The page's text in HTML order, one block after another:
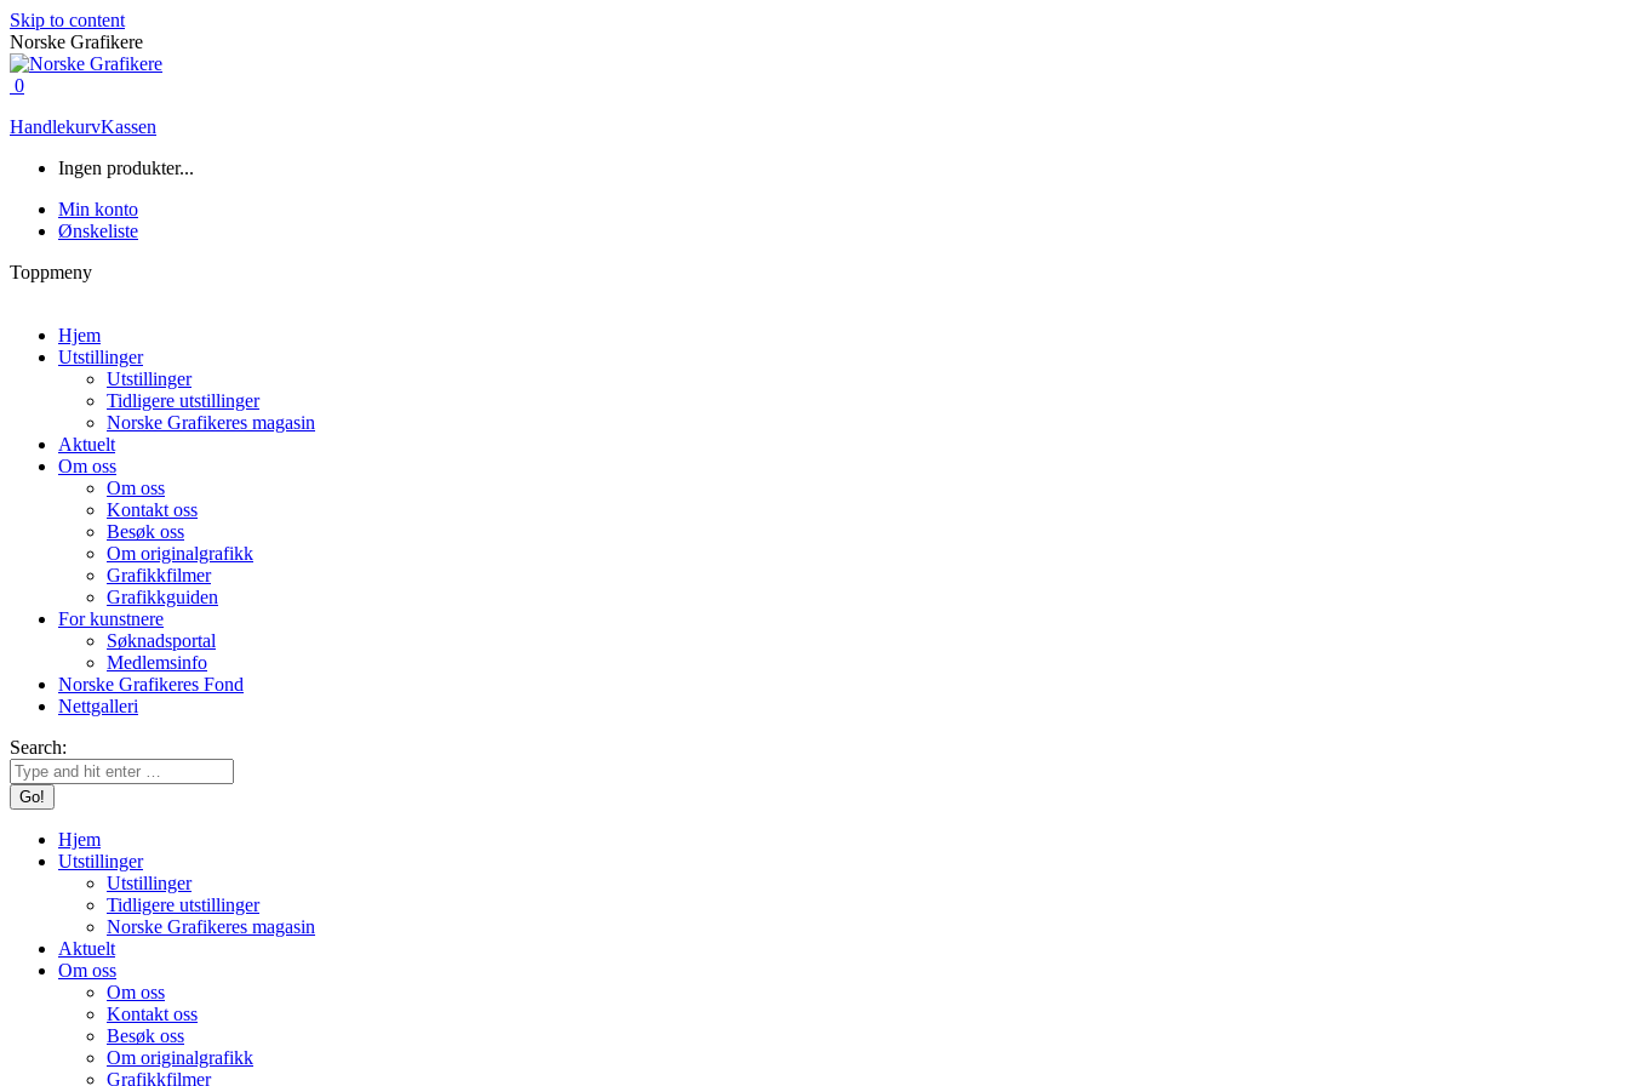
Skip to content
Norske Grafikere
0
HandlekurvKassen
Ingen produkter...
Min konto
Ønskeliste
Toppmeny
Hjem
Utstillinger
Utstillinger
Tidligere utstillinger
Norske Grafikeres magasin
Aktuelt
Om oss
Om oss
Kontakt oss
Besøk oss
Om originalgrafikk
Grafikkfilmer
Grafikkguiden
For kunstnere
Søknadsportal
Medlemsinfo
Norske Grafikeres Fond
Nettgalleri
Search:
Hjem
Utstillinger
Utstillinger
Tidligere utstillinger
Norske Grafikeres magasin
Aktuelt
Om oss
Om oss
Kontakt oss
Besøk oss
Om originalgrafikk
Grafikkfilmer